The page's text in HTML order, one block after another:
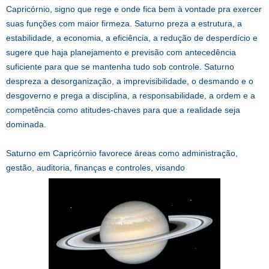
Capricórnio, signo que rege e onde fica bem à vontade pra exercer
suas funções com maior firmeza. Saturno preza a estrutura, a
estabilidade, a economia, a eficiência, a redução de desperdício e
sugere que haja planejamento e previsão com antecedência
suficiente para que se mantenha tudo sob controle. Saturno
despreza a desorganização, a imprevisibilidade, o desmando e o
desgoverno e prega a disciplina, a responsabilidade, a ordem e a
competência como atitudes-chaves para que a realidade seja
dominada.
Saturno em Capricórnio favorece áreas como administração,
gestão, auditoria, finanças e controles, visando